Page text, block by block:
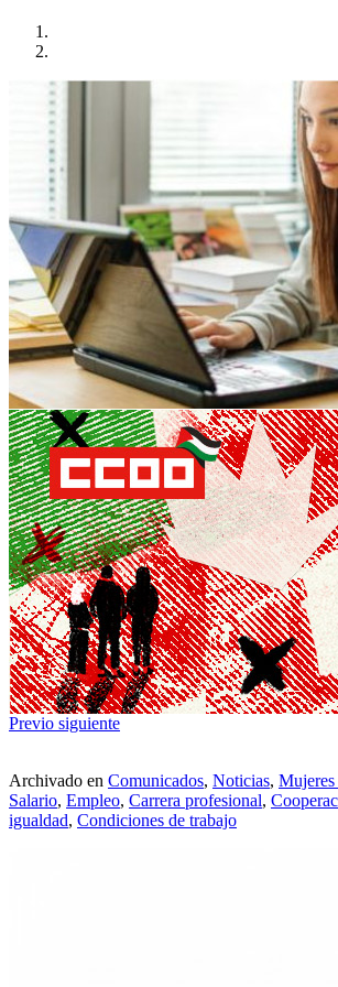
Previo siguiente
Archivado en Comunicados, Noticias,
Salario, Empleo, Carrera profesional,
igualdad, Condiciones de trabajo